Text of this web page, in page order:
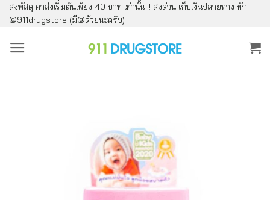
ข้าม
ไป
ยัง
ส่งพัสดุ ค่าส่งเริ่มต้นเพียง 40 บาท เท่านั้น !! ส่งด่วน เก็บเงินปลายทาง ทัก
@911drugstore (มี@ด้วยนะครับ)